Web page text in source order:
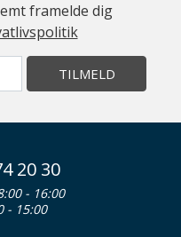
framelde dig
TILMELD
20 30
- 16:00
- 15:00